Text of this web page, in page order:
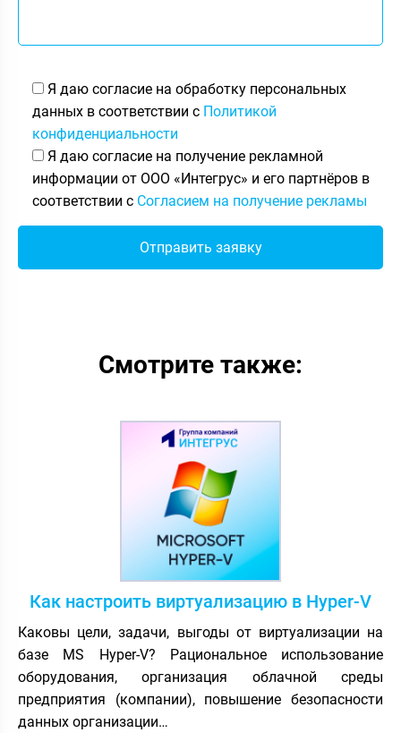
Я даю согласие на обработку персональных
данных в соответствии с Политикой
конфиденциальности
Я даю согласие на получение рекламной
информации от ООО «Интегрус» и его партнёров в
соответствии с Согласием на получение рекламы
Смотрите также:
Как настроить виртуализацию в Hyper-V
Каковы цели, задачи, выгоды от виртуализации на
базе MS Hyper-V? Рациональное использование
оборудования, организация облачной среды
предприятия (компании), повышение безопасности
данных организации…